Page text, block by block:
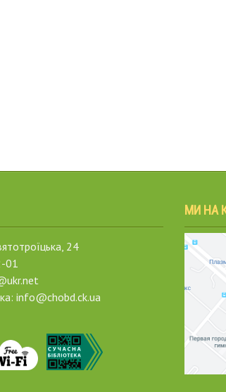
24
01
info@chobd.ck.ua
МИ НА